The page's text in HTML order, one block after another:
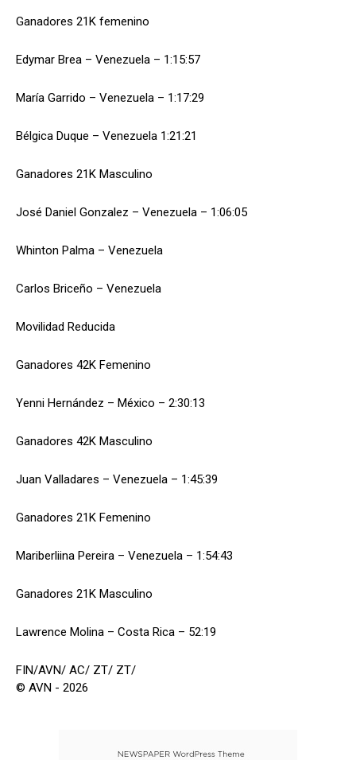
Ganadores 21K femenino
Edymar Brea – Venezuela – 1:15:57
María Garrido – Venezuela – 1:17:29
Bélgica Duque – Venezuela 1:21:21
Ganadores 21K Masculino
José Daniel Gonzalez – Venezuela – 1:06:05
Whinton Palma – Venezuela
Carlos Briceño – Venezuela
Movilidad Reducida
Ganadores 42K Femenino
Yenni Hernández – México – 2:30:13
Ganadores 42K Masculino
Juan Valladares – Venezuela – 1:45:39
Ganadores 21K Femenino
Mariberliina Pereira – Venezuela – 1:54:43
Ganadores 21K Masculino
Lawrence Molina – Costa Rica – 52:19
FIN/AVN/ AC/ ZT/ ZT/
© AVN - 2026